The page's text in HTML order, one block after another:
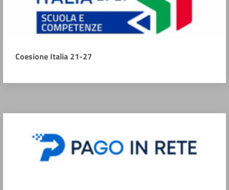
Coesione Italia 21-27